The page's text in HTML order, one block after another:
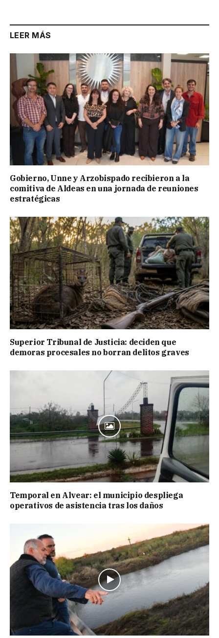
LEER MÁS
Gobierno, Unne y Arzobispado recibieron a la
comitiva de Aldeas en una jornada de reuniones
estratégicas
Superior Tribunal de Justicia: deciden que
demoras procesales no borran delitos graves
Temporal en Alvear: el municipio despliega
operativos de asistencia tras los daños